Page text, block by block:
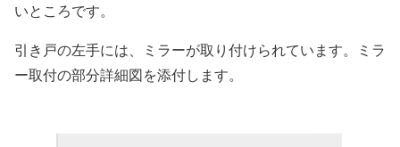
いところです。
引き戸の左手には、ミラーが取り付けられています。ミラ
ー取付の部分詳細図を添付します。